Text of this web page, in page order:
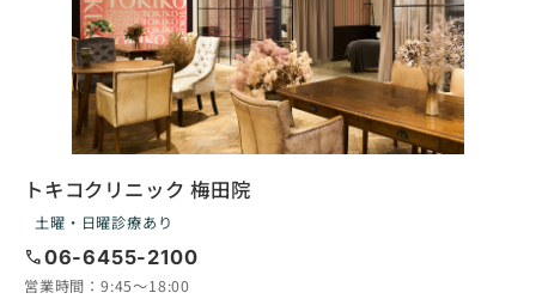
トキコクリニック 梅田院
土曜・日曜診療あり
call06-6455-2100
営業時間： 9:45〜18:00